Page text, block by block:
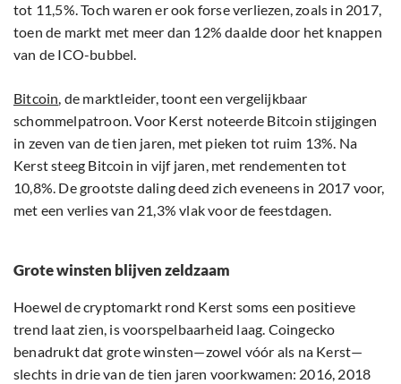
tot 11,5%. Toch waren er ook forse verliezen, zoals in 2017,
toen de markt met meer dan 12% daalde door het knappen
van de ICO-bubbel.
Bitcoin, de marktleider, toont een vergelijkbaar
schommelpatroon. Voor Kerst noteerde Bitcoin stijgingen
in zeven van de tien jaren, met pieken tot ruim 13%. Na
Kerst steeg Bitcoin in vijf jaren, met rendementen tot
10,8%. De grootste daling deed zich eveneens in 2017 voor,
met een verlies van 21,3% vlak voor de feestdagen.
Grote winsten blijven zeldzaam
Hoewel de cryptomarkt rond Kerst soms een positieve
trend laat zien, is voorspelbaarheid laag. Coingecko
benadrukt dat grote winsten—zowel vóór als na Kerst—
slechts in drie van de tien jaren voorkwamen: 2016, 2018